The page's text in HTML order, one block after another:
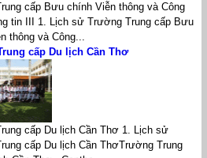
cấp Bưu chính Viễn thông và Công
tin III 1. Lịch sử Trường Trung cấp Bưu
thông và Công...
cấp Du lịch Cần Thơ
cấp Du lịch Cần Thơ 1. Lịch sử
cấp Du lịch Cần ThơTrường Trung